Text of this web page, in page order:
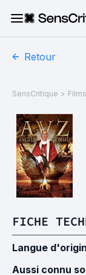
Retour
SensCritique > Films
FICHE
Langue
Aussi connu